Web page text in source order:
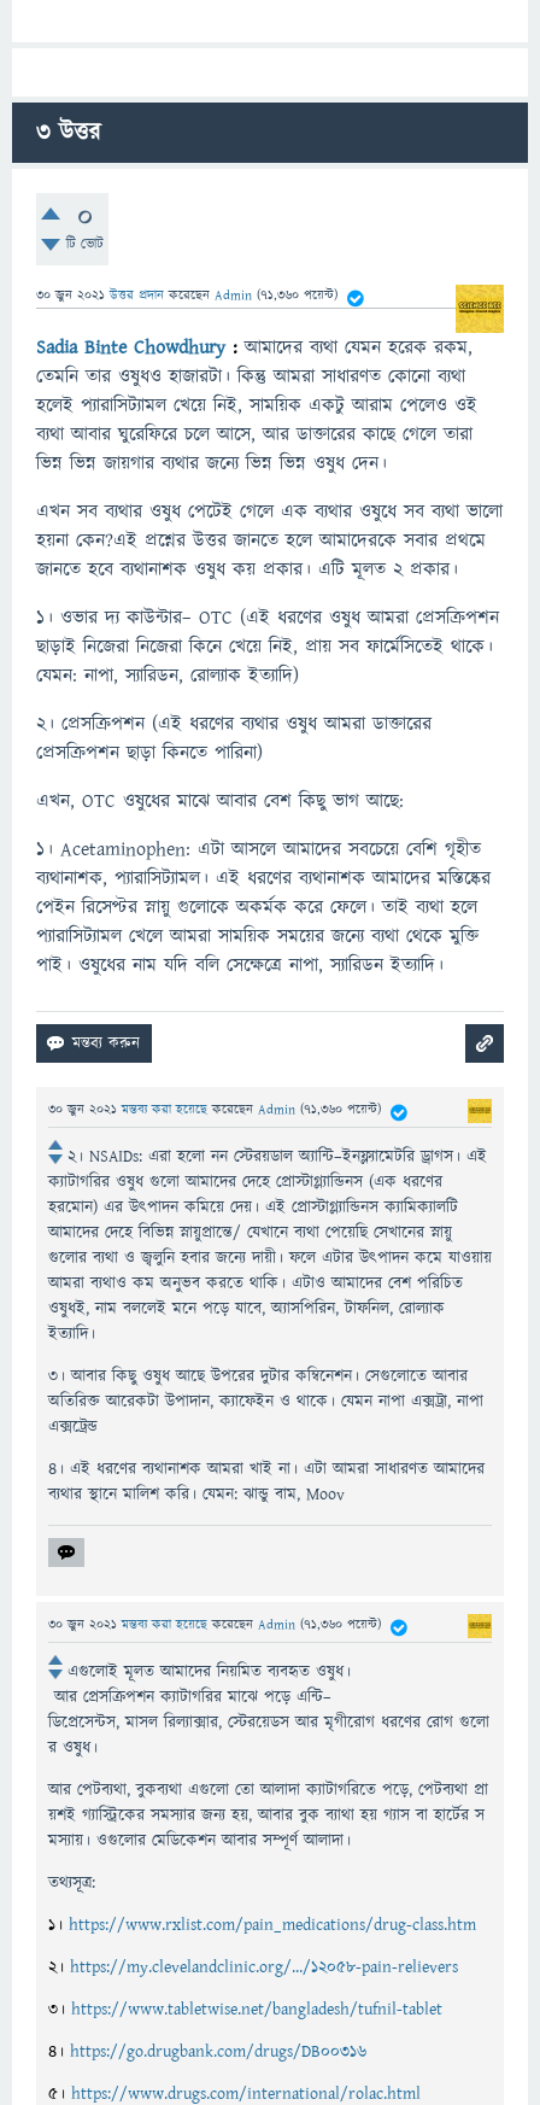
3উত্তর
0
টি ভোট
30 জুন 2021 উত্তর প্রদান করেছেন Admin (71,360 পয়েন্ট)
Sadia Binte Chowdhury:আমাদের ব্যথা যেমন হরেক রকম,
তেমনি তার ওষুধও হাজারটা। কিন্তু আমরা সাধারণত কোনো ব্যথা
হলেই প্যারাসিট্যামল খেয়ে নিই,সাময়িক একটু আরাম পেলেও ওই
ব্যথা আবার ঘুরেফিরে চলে আসে,আর ডাক্তারের কাছে গেলে তারা
ভিন্ন ভিন্ন জায়গার ব্যথার জন্যে ভিন্ন ভিন্ন ওষুধ দেন।
এখন সব ব্যথার ওষুধ পেটেই গেলে এক ব্যথার ওষুধে সব ব্যথা ভালো
হয়না কেন?এই প্রশ্নের উত্তর জানতে হলে আমাদেরকে সবার প্রথমে
জানতে হবে ব্যথানাশক ওষুধ কয় প্রকার। এটি মূলত ২ প্রকার।
১। ওভার দ্য কাউন্টার– OTC (এই ধরণের ওষুধ আমরা প্রেসক্রিপশন
ছাড়াই নিজেরা নিজেরা কিনে খেয়ে নিই, প্রায় সব ফার্মেসিতেই থাকে।
যেমন:নাপা,স্যারিডন, রোল্যাক ইত্যাদি)
২। প্রেসক্রিপশন(এই ধরণের ব্যথার ওষুধ আমরা ডাক্তারের
প্রেসক্রিপশন ছাড়া কিনতে পারিনা)
এখন, OTC ওষুধের মাঝে আবার বেশ কিছু ভাগ আছে:
১। Acetaminophen: এটা আসলে আমাদের সবচেয়ে বেশি গৃহীত
ব্যথানাশক, প্যারাসিট্যামল। এই ধরণের ব্যথানাশক আমাদের মস্তিষ্কের
পেইন রিসেপ্টর স্নায়ু গুলোকে অকর্মক করে ফেলে। তাই ব্যথা হলে
প্যারাসিট্যামল খেলে আমরা সাময়িক সময়ের জন্যে ব্যথা থেকে মুক্তি
পাই। ওষুধের নাম যদি বলি সেক্ষেত্রে নাপা,স্যারিডন ইত্যাদি।
30 জুন 2021 মন্তব্য করা হয়েছেকরেছেন Admin (71,360 পয়েন্ট)
২। NSAIDs: এরা হলো নন স্টেরয়ডাল অ্যান্টি–ইনফ্ল্যামেটরি ড্রাগস। এই
ক্যাটাগরির ওষুধ গুলো আমাদের দেহে প্রোস্টাগ্ল্যান্ডিনস(এক ধরণের
হরমোন) এর উৎপাদন কমিয়ে দেয়। এই প্রোস্টাগ্ল্যান্ডিনস ক্যামিক্যালটি
আমাদের দেহে বিভিন্ন স্নায়ুপ্রান্তে/ যেখানে ব্যথা পেয়েছি সেখানের স্নায়ু
গুলোর ব্যথা ও জ্বলুনি হবার জন্যে দায়ী। ফলে এটার উৎপাদন কমে যাওয়ায়
আমরা ব্যথাও কম অনুভব করতে থাকি। এটাও আমাদের বেশ পরিচিত
ওষুধই,নাম বললেই মনে পড়ে যাবে,অ্যাসপিরিন,টাফনিল, রোল্যাক
ইত্যাদি।
৩। আবার কিছু ওষুধ আছে উপরের দুটার কম্বিনেশন। সেগুলোতে আবার
অতিরিক্ত আরেকটা উপাদান,ক্যাফেইন ও থাকে। যেমন নাপা এক্সট্রা,নাপা
এক্সট্রেন্ড
৪। এই ধরণের ব্যথানাশক আমরা খাই না। এটা আমরা সাধারণত আমাদের
ব্যথার স্থানে মালিশ করি। যেমন:ঝান্ডু বাম, Moov
30 জুন 2021 মন্তব্য করা হয়েছেকরেছেন Admin (71,360 পয়েন্ট)
এগুলোই মূলত আমাদের নিয়মিত ব্যবহৃত ওষুধ।
আর প্রেসক্রিপশন ক্যাটাগরির মাঝে পড়ে এন্টি–
ডিপ্রেসেন্টস,মাসল রিল্যাক্সার, স্টেরয়েডস আর মৃগীরোগ ধরণের রোগ গুলো
র ওষুধ।
আর পেটব্যথা,বুকব্যথা এগুলো তো আলাদা ক্যাটাগরিতে পড়ে, পেটব্যথা প্রা
য়শই গ্যাস্ট্রিকের সমস্যার জন্য হয়,আবার বুক ব্যাথা হয় গ্যাস বা হার্টের স
মস্যায়। ওগুলোর মেডিকেশন আবার সম্পূর্ণ আলাদা।
তথ্যসূত্র:
১। https://www.rxlist.com/pain_medications/drug-class.htm
২। https://my.clevelandclinic.org/.../12058-pain-relievers
৩। https://www.tabletwise.net/bangladesh/tufnil-tablet
৪। https://go.drugbank.com/drugs/DB00316
৫। https://www.drugs.com/international/rolac.html